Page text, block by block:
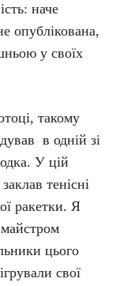
наче
опублікована,
у своїх
такому
в одній зі
У цій
тенісні
ракетки. Я
цього
свої